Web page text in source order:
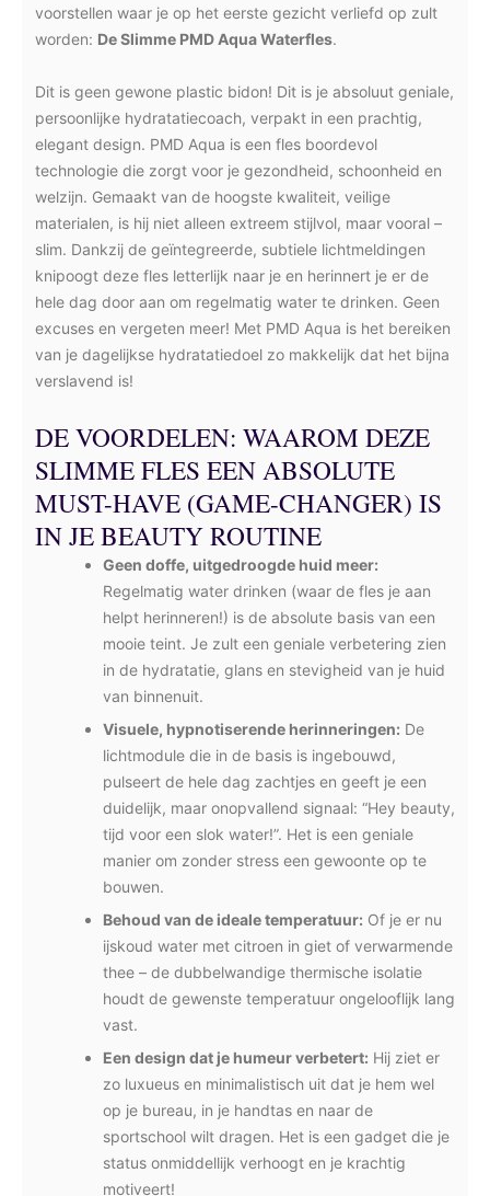
voorstellen waar je op het eerste gezicht verliefd op zult
worden: De Slimme PMD Aqua Waterfles.
Dit is geen gewone plastic bidon! Dit is je absoluut geniale,
persoonlijke hydratatiecoach, verpakt in een prachtig,
elegant design. PMD Aqua is een fles boordevol
technologie die zorgt voor je gezondheid, schoonheid en
welzijn. Gemaakt van de hoogste kwaliteit, veilige
materialen, is hij niet alleen extreem stijlvol, maar vooral –
slim. Dankzij de geïntegreerde, subtiele lichtmeldingen
knipoogt deze fles letterlijk naar je en herinnert je er de
hele dag door aan om regelmatig water te drinken. Geen
excuses en vergeten meer! Met PMD Aqua is het bereiken
van je dagelijkse hydratatiedoel zo makkelijk dat het bijna
verslavend is!
DE VOORDELEN: WAAROM DEZE
SLIMME FLES EEN ABSOLUTE
MUST-HAVE (GAME-CHANGER) IS
IN JE BEAUTY ROUTINE
Geen doffe, uitgedroogde huid meer:
Regelmatig water drinken (waar de fles je aan
helpt herinneren!) is de absolute basis van een
mooie teint. Je zult een geniale verbetering zien
in de hydratatie, glans en stevigheid van je huid
van binnenuit.
Visuele, hypnotiserende herinneringen: De
lichtmodule die in de basis is ingebouwd,
pulseert de hele dag zachtjes en geeft je een
duidelijk, maar onopvallend signaal: “Hey beauty,
tijd voor een slok water!”. Het is een geniale
manier om zonder stress een gewoonte op te
bouwen.
Behoud van de ideale temperatuur: Of je er nu
ijskoud water met citroen in giet of verwarmende
thee – de dubbelwandige thermische isolatie
houdt de gewenste temperatuur ongelooflijk lang
vast.
Een design dat je humeur verbetert: Hij ziet er
zo luxueus en minimalistisch uit dat je hem wel
op je bureau, in je handtas en naar de
sportschool wilt dragen. Het is een gadget die je
status onmiddellijk verhoogt en je krachtig
motiveert!